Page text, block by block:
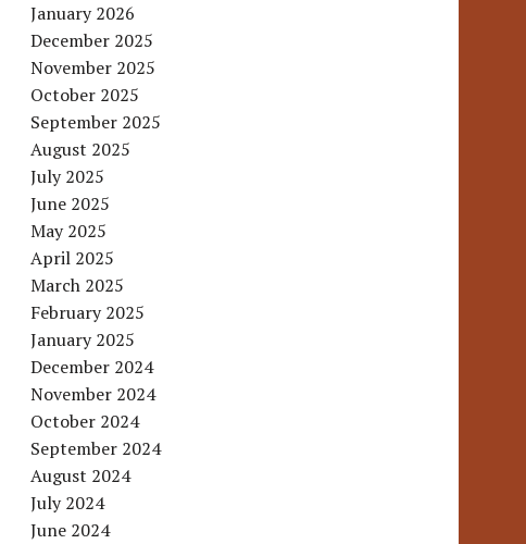
January 2026
December 2025
November 2025
October 2025
September 2025
August 2025
July 2025
June 2025
May 2025
April 2025
March 2025
February 2025
January 2025
December 2024
November 2024
October 2024
September 2024
August 2024
July 2024
June 2024